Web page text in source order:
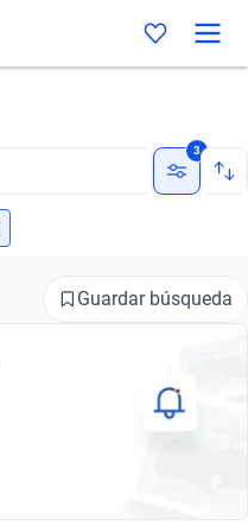
3
Guardar búsqueda